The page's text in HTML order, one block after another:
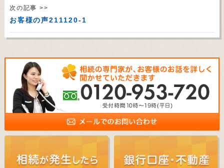
次の記事 >>
お客様の声211120-1